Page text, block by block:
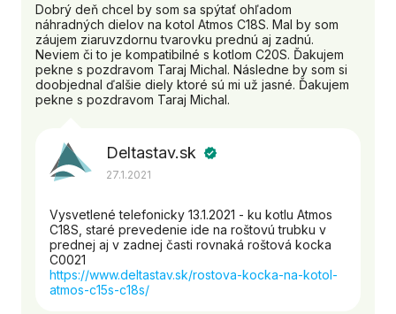
Dobrý deň chcel by som sa spýtať ohľadom
náhradných dielov na kotol Atmos C18S. Mal by som
záujem ziaruvzdornu tvarovku prednú aj zadnú.
Neviem či to je kompatibilné s kotlom C20S. Ďakujem
pekne s pozdravom Taraj Michal. Následne by som si
doobjednal ďalšie diely ktoré sú mi už jasné. Ďakujem
pekne s pozdravom Taraj Michal.
Deltastav.sk verified
27.1.2021
Vysvetlené telefonicky 13.1.2021 - ku kotlu Atmos
C18S, staré prevedenie ide na roštovú trubku v
prednej aj v zadnej časti rovnaká roštová kocka
C0021
https://www.deltastav.sk/rostova-kocka-na-kotol-
atmos-c15s-c18s/